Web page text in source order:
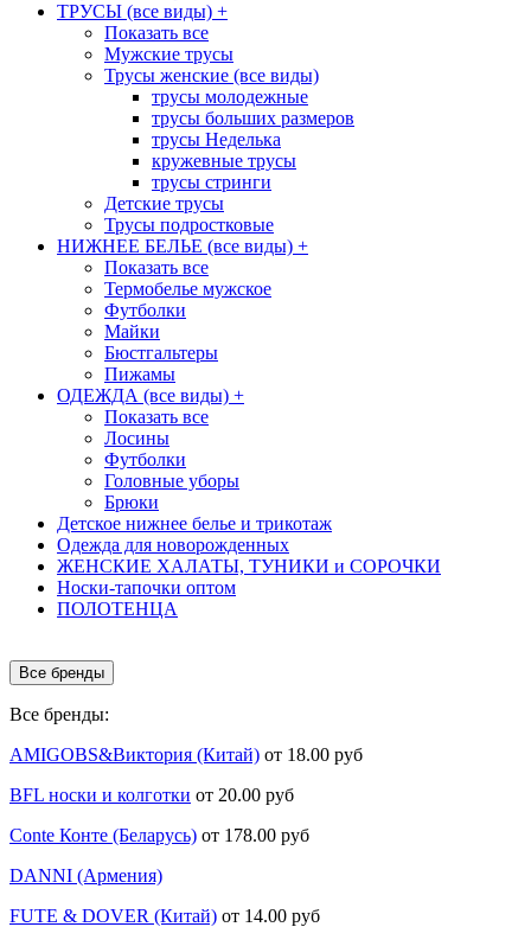
ТРУСЫ (все виды) +
Показать все
Мужские трусы
Трусы женские (все виды)
трусы молодежные
трусы больших размеров
трусы Неделька
кружевные трусы
трусы стринги
Детские трусы
Трусы подростковые
НИЖНЕЕ БЕЛЬЕ (все виды) +
Показать все
Термобелье мужское
Футболки
Майки
Бюстгальтеры
Пижамы
ОДЕЖДА (все виды) +
Показать все
Лосины
Футболки
Головные уборы
Брюки
Детское нижнее белье и трикотаж
Одежда для новорожденных
ЖЕНСКИЕ ХАЛАТЫ, ТУНИКИ и СОРОЧКИ
Носки-тапочки оптом
ПОЛОТЕНЦА
Все бренды
Все бренды:
AMIGOBS&Виктория (Китай) от 18.00 руб
BFL носки и колготки от 20.00 руб
Conte Конте (Беларусь) от 178.00 руб
DANNI (Армения)
FUTE & DOVER (Китай) от 14.00 руб